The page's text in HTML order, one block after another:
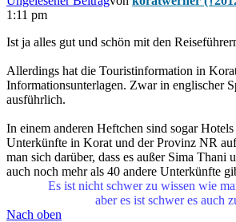
1:11 pm
Ist ja alles gut und schön mit den
Allerdings hat die Touristinformation in
Informationsunterlagen. Zwar in englischer
ausführlich.
In einem anderen Heftchen sind sogar
Unterkünfte in Korat und der Provinz NR
man sich darüber, dass es außer Sima Thani
auch noch mehr als 40 andere Unterkünfte
Es ist nicht schwer zu wissen wie
aber es ist schwer es auch
Nach oben